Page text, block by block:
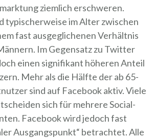
ziemlich erschweren.
typischerweise im Alter zwischen
fast ausgeglichenen Verhältnis
Im Gegensatz zu Twitter
einen signifikant höheren Anteil
Mehr als die Hälfte der ab 65-
sind auf Facebook aktiv. Viele
sich für mehrere Social-
Facebook wird jedoch fast
Ausgangspunkt“ betrachtet. Alle